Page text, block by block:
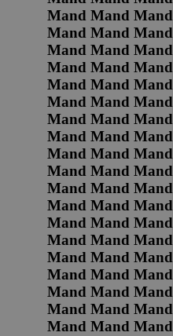
Mand Mand
Mand Mand
Mand Mand
Mand Mand
Mand Mand
Mand Mand
Mand Mand
Mand Mand
Mand Mand
Mand Mand
Mand Mand
Mand Mand
Mand Mand
Mand Mand
Mand Mand
Mand Mand
Mand Mand
Mand Mand
Mand Mand